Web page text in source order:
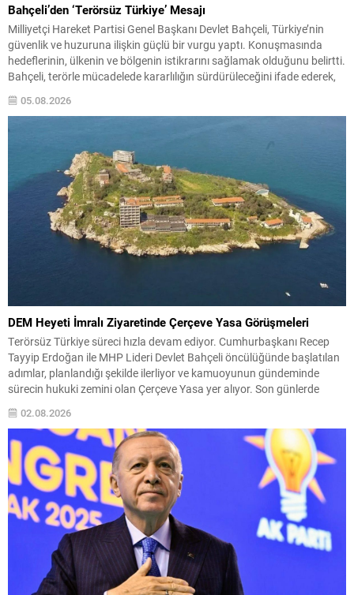
Bahçeli’den ‘Terörsüz Türkiye’ Mesajı
Milliyetçi Hareket Partisi Genel Başkanı Devlet Bahçeli, Türkiye’nin
güvenlik ve huzuruna ilişkin güçlü bir vurgu yaptı. Konuşmasında
hedeflerinin, ülkenin ve bölgenin istikrarını sağlamak olduğunu belirtti.
Bahçeli, terörle mücadelede kararlılığın sürdürüleceğini ifade ederek,
söyledi. Hedef: Huzur ve İstikrar “Hedefimiz Türkiye’nin ve bölgemin
05.08.2026
DEM Heyeti İmralı Ziyaretinde Çerçeve Yasa Görüşmeleri
Terörsüz Türkiye süreci hızla devam ediyor. Cumhurbaşkanı Recep
Tayyip Erdoğan ile MHP Lideri Devlet Bahçeli öncülüğünde başlatılan
adımlar, planlandığı şekilde ilerliyor ve kamuoyunun gündeminde
sürecin hukuki zemini olan Çerçeve Yasa yer alıyor. Son günlerde
gelişme yaşandı: DEM Parti temsilcilerinden oluşan bir...
02.08.2026